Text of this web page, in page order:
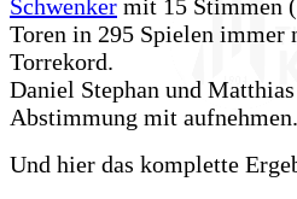
Schwenker mit 15 Stimmen
Toren in 295 Spielen immer
Torrekord.
Daniel Stephan und
Abstimmung mit
Und hier das komplette